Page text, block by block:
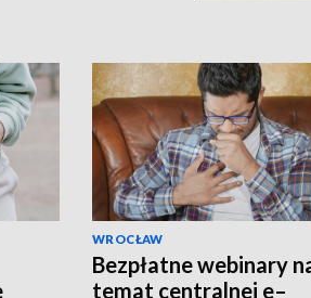
WROCŁAW
Bezpłatne webinary
temat centralnej e–